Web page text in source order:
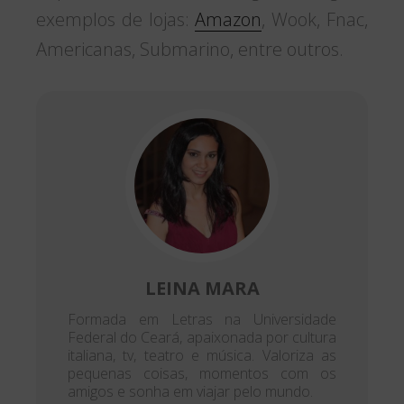
exemplos de lojas:Amazon, Wook, Fnac,
Americanas, Submarino, entre outros.
LEINA MARA
Formada em Letras na Universidade
Federal do Ceará, apaixonada por cultura
italiana, tv, teatro e música. Valoriza as
pequenas coisas, momentos com os
amigos e sonha em viajar pelo mundo.